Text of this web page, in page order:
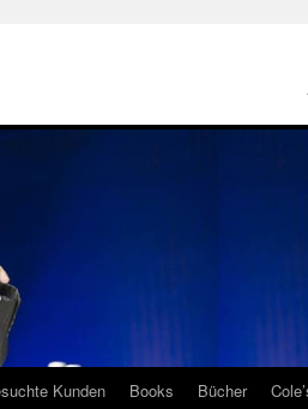
Kunden Books Bücher